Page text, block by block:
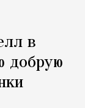
в
добрую